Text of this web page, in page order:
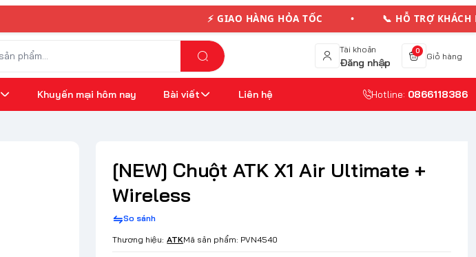
⚡ GIAO HÀNG HỎA TỐC • 📞 HỖ TRỢ
Tài khoản
Đăng nhập
0
Giỏ hàng
Khuyến mại hôm nay Bài viết Liên hệ Hotline: 0866118386
[NEW] Chuột ATK X1 Air Ultimate +
Wireless
So sánh
Thương hiệu: ATKMã sản phẩm: PVN4540